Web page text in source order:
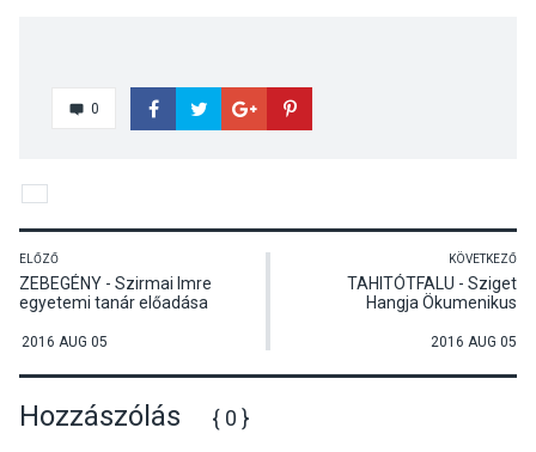
0
ELŐZŐ
ZEBEGÉNY - Szirmai Imre
egyetemi tanár előadása
2016 AUG 05
KÖVETKEZŐ
TAHITÓTFALU - Sziget
Hangja Ökumenikus
2016 AUG 05
Hozzászólás { 0 }